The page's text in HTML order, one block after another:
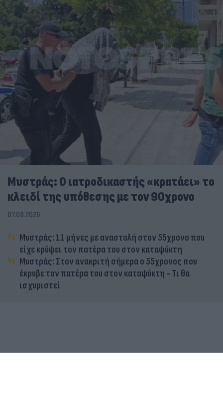
Μυστράς: Ο ιατροδικαστής «κρατάει» το
κλειδί της υπόθεσης με τον 90χρονο
07.08.2026
Μυστράς: 11 μήνες με αναστολή στον 55χρονο που
είχε κρύψει τον πατέρα του στον καταψύκτη
Μυστράς: Στον ανακριτή σήμερα ο 55χρονος που
έκρυβε τον πατέρα του στον καταψύκτη - Τι θα
ισχυριστεί